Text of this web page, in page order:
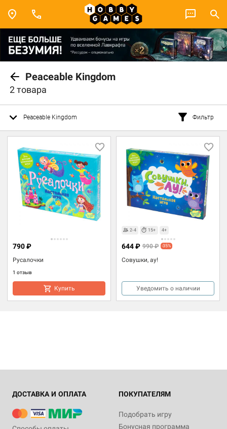
Peaceable Kingdom
2 товара
Peaceable Kingdom Фильтр
Русалочки
1 отзыв
790 ₽
Купить
2-4 15+ 4+
Совушки, ау!
644 ₽ 990 ₽ -35%
Уведомить о наличии
ДОСТАВКА И ОПЛАТА ПОКУПАТЕЛЯМ
Подобрать игру
Бонусная программа